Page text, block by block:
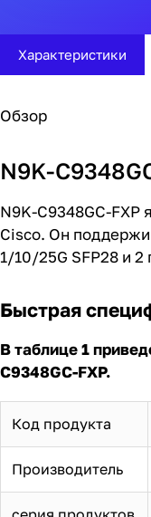
Характеристики
N9K-
N9K-C9348GC-FXP
Cisco. Он
Быстрая
В таблице 1